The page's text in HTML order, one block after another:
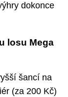
dokonce
losu Mega
šancí na
(za 200 Kč)